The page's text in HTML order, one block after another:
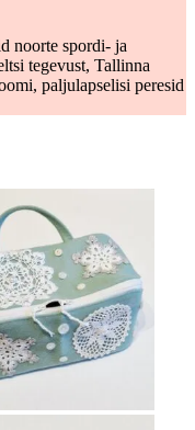
noorte spordi- ja
tegevust, Tallinna
paljulapselisi peresid